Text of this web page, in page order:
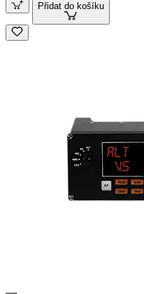
Přidat do košíku